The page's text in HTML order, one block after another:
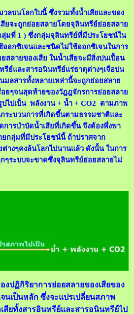
วลบนโลกใบนี้ ซึ่งรวมทั้งน้ำเสียและของ
สียจะถูกย่อยสลายโดยจุลินทรีย์ย่อยสลาย
มที่ 1 ) ซึ่งกลุ่มจุลินทรีย์ที่มีประโยชน์ใน
อกซิเจนและชนิดไม่ใช้ออกซิเจนในการ
สลายของเสีย ในน้ำเสียจะมีสิ่งปนเปื้อน
รีย์และสารอนินทรีย์แร่ธาตุต่างๆเจือปน
มลสารทั้งหลายเหล่านี้จะถูกย่อยสลาย
อยๆจนสุดท้ายของวัฎฎจักรการย่อยสลาย
ปไปเป็น พลังงาน + น้ำ + CO2 ตามภาพ
ระบวนการที่เกิดขึ้นตามธรรมชาติและ
ารบำบัดน้ำเสียที่เกิดขึ้น จึงต้องพึ่งพา
กลุ่มที่มีประโยชน์นี้ ถ้าปราศจาก
างๆคงล้นโลกไปนานแล้ว ดังนั้น ในการ
ๆระบบจะขาดซึ่งจุลินทรีย์ย่อยสลายไม่
ปฏิกิริยาการย่อยสลายของเสียของ
นเป็นหลัก ซึ่งจะแปรเปลี่ยนสภาพ
สียทั้งสารอินทรีย์และสารอนินทรีย์ไป